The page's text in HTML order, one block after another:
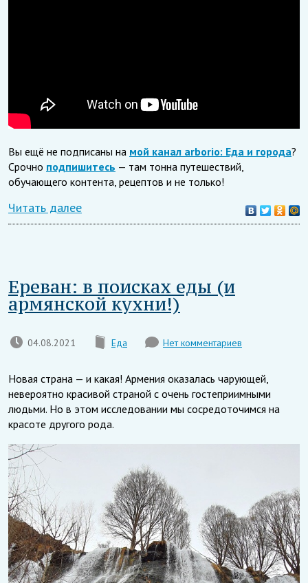
Вы ещё не подписаны на мой канал arborio: Еда и города?
Срочно подпишитесь — там тонна путешествий,
обучающего контента, рецептов и не только!
Читать далее
Ереван: в поисках еды (и
армянской кухни!)
04.08.2021 Еда Нет комментариев
Новая страна — и какая! Армения оказалась чарующей,
невероятно красивой страной с очень гостеприимными
людьми. Но в этом исследовании мы сосредоточимся на
красоте другого рода.